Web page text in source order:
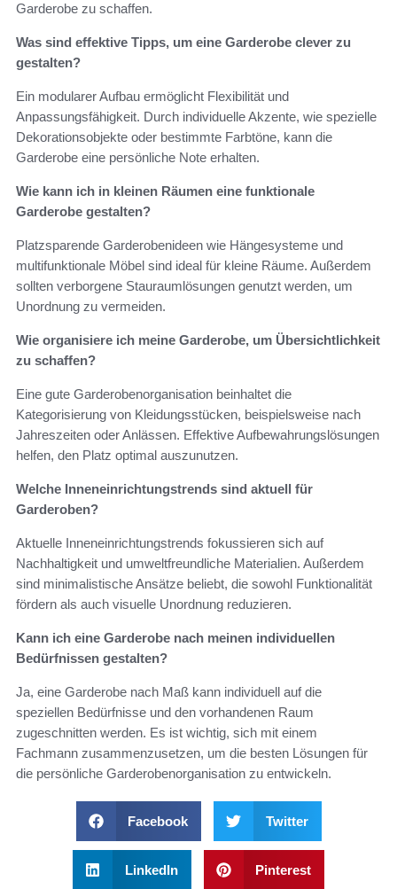
Garderobe zu schaffen.
Was sind effektive Tipps, um eine Garderobe clever zu
gestalten?
Ein modularer Aufbau ermöglicht Flexibilität und
Anpassungsfähigkeit. Durch individuelle Akzente, wie spezielle
Dekorationsobjekte oder bestimmte Farbtöne, kann die
Garderobe eine persönliche Note erhalten.
Wie kann ich in kleinen Räumen eine funktionale
Garderobe gestalten?
Platzsparende Garderobenideen wie Hängesysteme und
multifunktionale Möbel sind ideal für kleine Räume. Außerdem
sollten verborgene Stauraumlösungen genutzt werden, um
Unordnung zu vermeiden.
Wie organisiere ich meine Garderobe, um Übersichtlichkeit
zu schaffen?
Eine gute Garderobenorganisation beinhaltet die
Kategorisierung von Kleidungsstücken, beispielsweise nach
Jahreszeiten oder Anlässen. Effektive Aufbewahrungslösungen
helfen, den Platz optimal auszunutzen.
Welche Inneneinrichtungstrends sind aktuell für
Garderoben?
Aktuelle Inneneinrichtungstrends fokussieren sich auf
Nachhaltigkeit und umweltfreundliche Materialien. Außerdem
sind minimalistische Ansätze beliebt, die sowohl Funktionalität
fördern als auch visuelle Unordnung reduzieren.
Kann ich eine Garderobe nach meinen individuellen
Bedürfnissen gestalten?
Ja, eine Garderobe nach Maß kann individuell auf die
speziellen Bedürfnisse und den vorhandenen Raum
zugeschnitten werden. Es ist wichtig, sich mit einem
Fachmann zusammenzusetzen, um die besten Lösungen für
die persönliche Garderobenorganisation zu entwickeln.
Facebook Twitter
LinkedIn Pinterest